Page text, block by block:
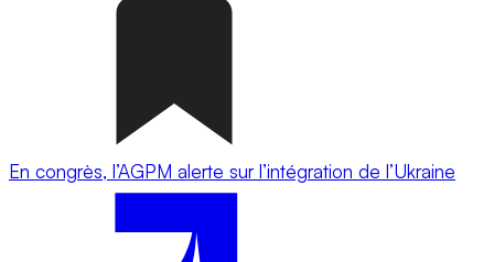
En congrès, l’AGPM alerte sur l’intégration de l’Ukraine